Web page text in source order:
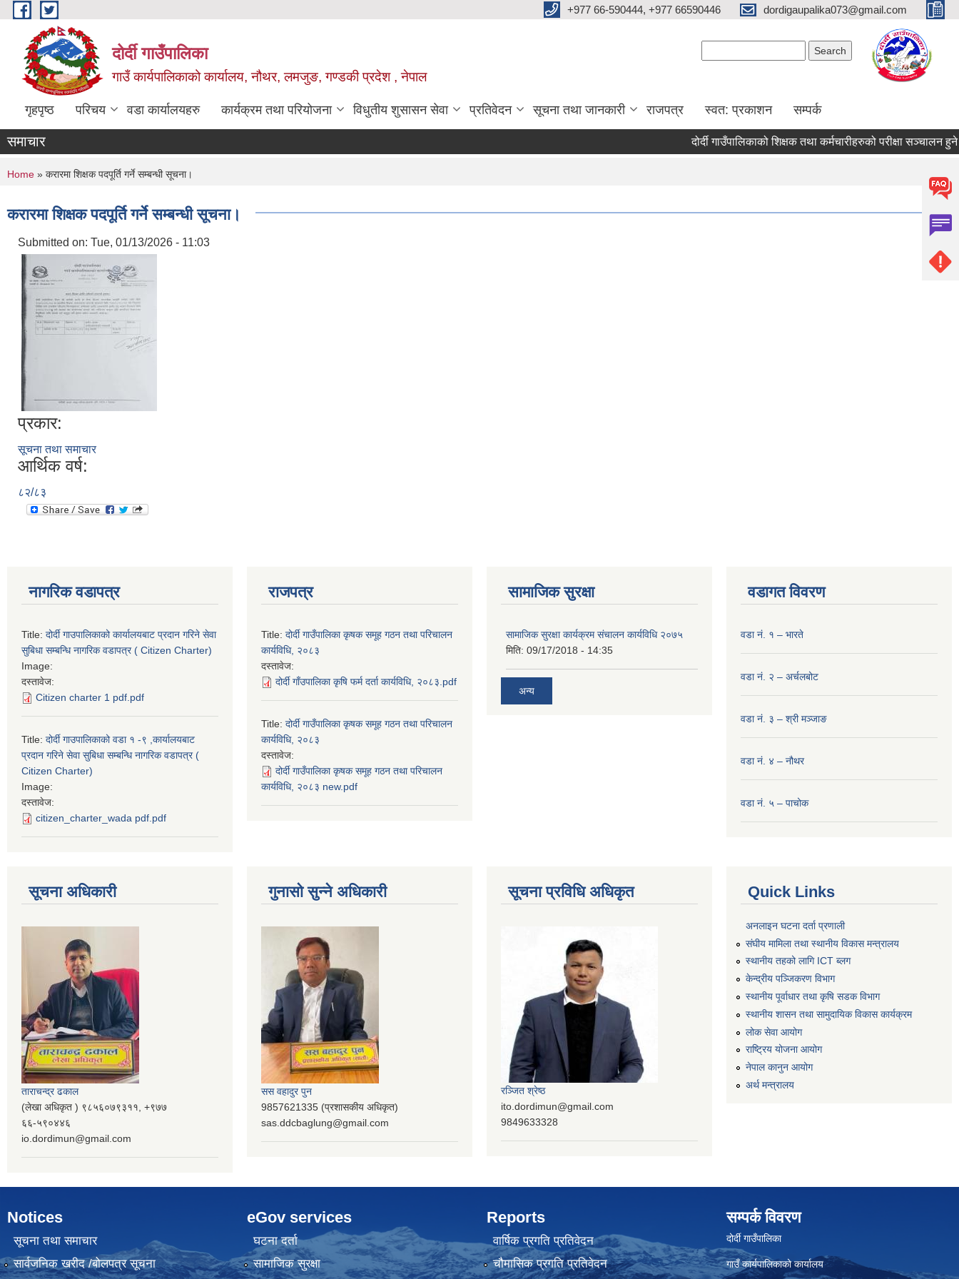
Skip to main content +977 66-590444, +977 66590446 dordigaupalika073@gmail.com
दोर्दी गाउँपालिका
गाउँ कार्यपालिकाको कार्यालय, नौथर, लमजुङ, गण्डकी प्रदेश , नेपाल
गृहपृष्ठ परिचय वडा कार्यालयहरु कार्यक्रम तथा परियोजना विधुतीय शुसासन सेवा प्रतिवेदन सूचना तथा जानकारी राजपत्र स्वत: प्रकाशन सम्पर्क
समाचार दोर्दी गाउँपालिकाको शिक्षक तथा कर्मचारीहरुको परीक्षा सञ्चालन हुने
You are here
Home » करारमा शिक्षक पदपूर्ति गर्ने सम्बन्धी सूचना।
करारमा शिक्षक पदपूर्ति गर्ने सम्बन्धी सूचना।
Submitted on: Tue, 01/13/2026 - 11:03
प्रकार:
सूचना तथा समाचार
आर्थिक वर्ष:
८२/८३
नागरिक वडापत्र
Title: दोर्दी गाउपालिकाको कार्यालयबाट प्रदान गरिने सेवा
सुबिधा सम्बन्धि नागरिक वडापत्र ( Citizen Charter)
Image:
दस्तावेज:
Citizen charter 1 pdf.pdf
Title: दोर्दी गाउपालिकाको वडा १ -९ ,कार्यालयबाट
प्रदान गरिने सेवा सुबिधा सम्बन्धि नागरिक वडापत्र (
Citizen Charter)
Image:
दस्तावेज:
citizen_charter_wada pdf.pdf
राजपत्र
Title: दोर्दी गाउँपालिका कृषक समूह गठन तथा परिचालन
कार्यविधि, २०८३
दस्तावेज:
दोर्दी गाँउपालिका कृषि फर्म दर्ता कार्यविधि, २०८३.pdf
Title: दोर्दी गाउँपालिका कृषक समूह गठन तथा परिचालन
कार्यविधि, २०८३
दस्तावेज:
दोर्दी गाउँपालिका कृषक समूह गठन तथा परिचालन
कार्यविधि, २०८३ new.pdf
सामाजिक सुरक्षा
सामाजिक सुरक्षा कार्यक्रम संचालन कार्यविधि २०७५
मिति: 09/17/2018 - 14:35
अन्य
वडागत विवरण
वडा नं. १ – भारते
वडा नं. २ – अर्चलबोट
वडा नं. ३ – श्री मञ्‍जाङ
वडा नं. ४ – नौथर
वडा नं. ५ – पाचोक
सूचना अधिकारी
ताराचन्द्र ढकाल
(लेखा अधिकृत ) ९८५६०७९३११, ‌‍‍+९७७
६६-५९०४४६
io.dordimun@gmail.com
गुनासो सुन्ने अधिकारी
सस वहादुर पुन
9857621335 (प्रशासकीय अधिकृत)
sas.ddcbaglung@gmail.com
सूचना प्रविधि अधिकृत
रञ्‍जित श्रेष्ठ
ito.dordimun@gmail.com
9849633328
Quick Links
अनलाइन घटना दर्ता प्रणाली
संघीय मामिला तथा स्थानीय विकास मन्त्रालय
स्थानीय तहको लागि ICT ब्लग
केन्द्रीय पञ्जिकरण विभाग
स्थानीय पूर्वाधार तथा कृषि सडक विभाग
स्थानीय शासन तथा सामुदायिक विकास कार्यक्रम
लोक सेवा आयोग
राष्ट्रिय योजना आयोग
नेपाल कानुन आयोग
अर्थ मन्त्रालय
Notices
सूचना तथा समाचार
सार्वजनिक खरीद /बोलपत्र सूचना
eGov services
घटना दर्ता
सामाजिक सुरक्षा
Reports
वार्षिक प्रगति प्रतिवेदन
चौमासिक प्रगति प्रतिवेदन
सम्पर्क विवरण
दोर्दी गाउँपालिका
गाउँ कार्यपालिकाको कार्यालय